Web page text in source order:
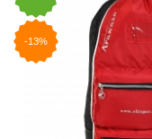
-13%